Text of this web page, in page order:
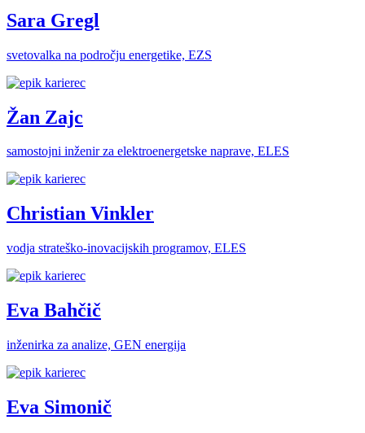
Sara Gregl
svetovalka na področju energetike, EZS
Žan Zajc
samostojni inženir za elektroenergetske naprave, ELES
Christian Vinkler
vodja strateško-inovacijskih programov, ELES
Eva Bahčič
inženirka za analize, GEN energija
Eva Simonič